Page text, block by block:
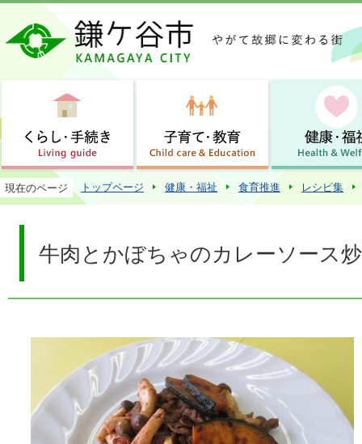
この
現在のページ トップページ 健康・福祉 食育推進 レシピ集
牛肉とかぼちゃのカレーソース